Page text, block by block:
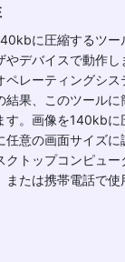
に圧縮するツー
やデバイスで動作
ペレーティングシ
結果、このツール
す。画像を140kbに
任意の画面サイズ
クトップコンピュ
または携帯電話で使